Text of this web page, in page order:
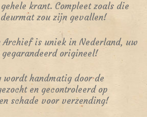
krant. Compleet zoals die
zou zijn gevallen!
Archief is uniek in Nederland, uw
origineel!
wordt handmatig door de
en gecontroleerd op
schade voor verzending!